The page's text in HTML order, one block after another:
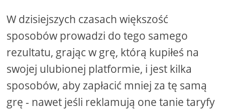
W dzisiejszych czasach większość
sposobów prowadzi do tego samego
rezultatu, grając w grę, którą kupiłeś na
swojej ulubionej platformie, i jest kilka
sposobów, aby zapłacić mniej za tę samą
grę - nawet jeśli reklamują one tanie taryfy